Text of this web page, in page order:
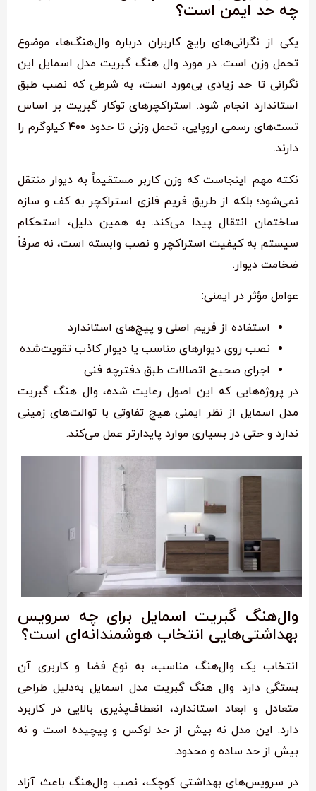
چه حد ایمن است؟
یکی از نگرانی‌های رایج کاربران درباره وال‌هنگ‌ها، موضوع
تحمل وزن است. در مورد وال هنگ گبریت مدل اسمایل این
نگرانی تا حد زیادی بی‌مورد است، به شرطی که نصب طبق
استاندارد انجام شود. استراکچرهای توکار گبریت بر اساس
تست‌های رسمی اروپایی، تحمل وزنی تا حدود ۴۰۰ کیلوگرم را
دارند.
نکته مهم اینجاست که وزن کاربر مستقیماً به دیوار منتقل
نمی‌شود؛ بلکه از طریق فریم فلزی استراکچر به کف و سازه
ساختمان انتقال پیدا می‌کند. به همین دلیل، استحکام
سیستم به کیفیت استراکچر و نصب وابسته است، نه صرفاً
ضخامت دیوار.
عوامل مؤثر در ایمنی:
استفاده از فریم اصلی و پیچ‌های استاندارد
نصب روی دیوارهای مناسب یا دیوار کاذب تقویت‌شده
اجرای صحیح اتصالات طبق دفترچه فنی
در پروژه‌هایی که این اصول رعایت شده، وال هنگ گبریت
مدل اسمایل از نظر ایمنی هیچ تفاوتی با توالت‌های زمینی
ندارد و حتی در بسیاری موارد پایدارتر عمل می‌کند.
وال‌هنگ گبریت اسمایل برای چه سرویس
بهداشتی‌هایی انتخاب هوشمندانه‌ای است؟
انتخاب یک وال‌هنگ مناسب، به نوع فضا و کاربری آن
بستگی دارد. وال هنگ گبریت مدل اسمایل به‌دلیل طراحی
متعادل و ابعاد استاندارد، انعطاف‌پذیری بالایی در کاربرد
دارد. این مدل نه بیش از حد لوکس و پیچیده است و نه
بیش از حد ساده و محدود.
در سرویس‌های بهداشتی کوچک، نصب وال‌هنگ باعث آزاد